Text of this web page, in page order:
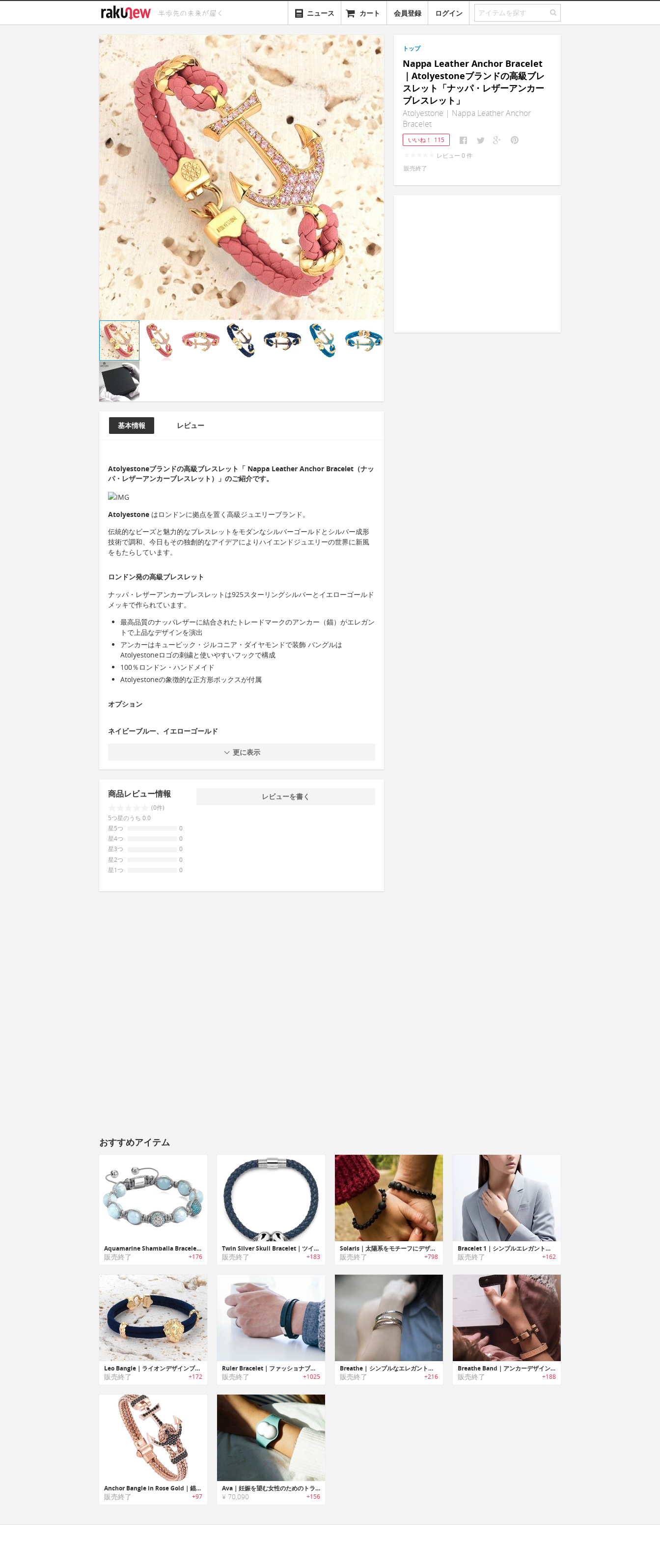
ニュース カート 会員登録 ログイン
基本情報 レビュー
Atolyestoneブランドの高級ブレスレット「 Nappa Leather Anchor Bracelet（ナッ
パ・レザーアンカーブレスレット）」のご紹介です。
Atolyestone はロンドンに拠点を置く高級ジュエリーブランド。
伝統的なビーズと魅力的なブレスレットをモダンなシルバーゴールドとシルバー成形
技術で調和、今日もその独創的なアイデアによりハイエンドジュエリーの世界に新風
をもたらしています。
ロンドン発の高級ブレスレット
ナッパ・レザーアンカーブレスレットは925スターリングシルバーとイエローゴールド
メッキで作られています。
最高品質のナッパレザーに結合されたトレードマークのアンカー（錨）がエレガン
トで上品なデザインを演出
アンカーはキュービック・ジルコニア・ダイヤモンドで装飾 バングルは
Atolyestoneロゴの刺繍と使いやすいフックで構成
100％ロンドン・ハンドメイド
Atolyestoneの象徴的な正方形ボックスが付属
オプション
ネイビーブルー、イエローゴールド
更に表示
商品レビュー情報
(0件)
5つ星のうち 0.0
星5つ
0
星4つ
0
星3つ
0
星2つ
0
星1つ
0
レビューを書く
トップ
Nappa Leather Anchor Bracelet
｜Atolyestoneブランドの高級ブレ
スレット「ナッパ・レザーアンカー
ブレスレット」
Atolyestone | Nappa Leather Anchor
Bracelet
いいね！
115
レビュー 0 件
販売終了
おすすめアイテム
Aquamarine Shamballa Bracelet｜ アクアマリンシャンバラブレスレット
販売終了 +176
Twin Silver Skull Bracelet｜ツインシルバースカルブレスレット
販売終了 +183
Solaris｜太陽系をモチーフにデザインされたお気に入りの香水を7倍長く楽しめるブレスレット「ソラリス」
販売終了 +798
Bracelet 1｜シンプルエレガントブレスレット
販売終了 +162
Leo Bangle｜ライオンデザインブレスレット
販売終了 +172
Ruler Bracelet｜ファッショナブルブレスレット型メジャー「ルーラーブレスレット」
販売終了 +1025
Breathe | シンプルなエレガントさのミニマルデザインブレスレッド
販売終了 +216
Breathe Band｜アンカーデザインレザーブレスレット「ブリーズバンド」
販売終了 +188
Anchor Bangle in Rose Gold｜錨をあしらったローズゴールドブレスレット
販売終了 +97
Ava｜妊娠を望む女性のためのトラッキングブレスレット「アバ」
¥ 70,090 +156